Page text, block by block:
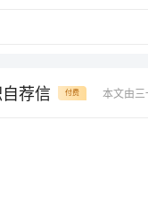
荐信 付费 本文由